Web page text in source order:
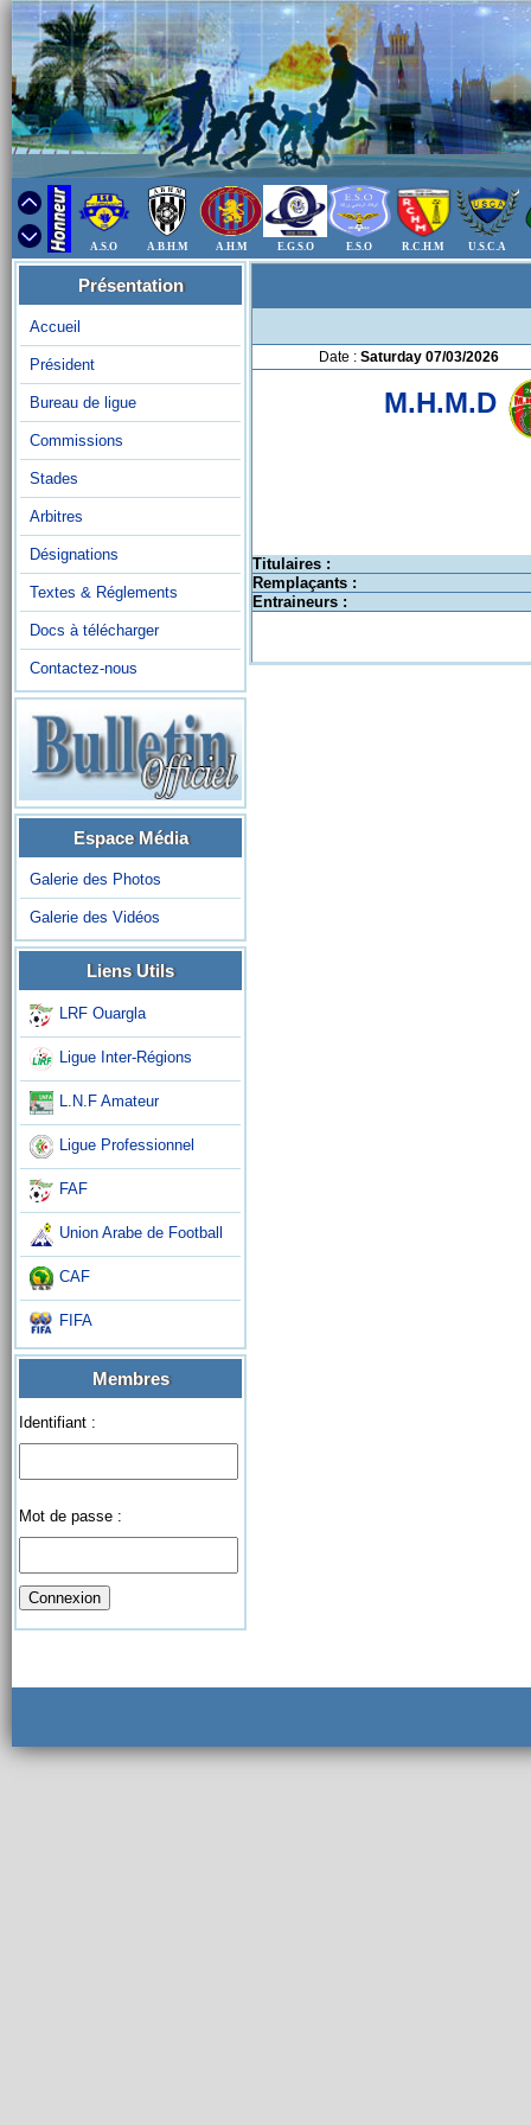
A.S.O A.B.H.M A.H.M E.G.S.O E.S.O R.C.H.M U.S.C.A
Présentation
Accueil
Président
Bureau de ligue
Commissions
Stades
Arbitres
Désignations
Textes & Réglements
Docs à télécharger
Contactez-nous
Espace Média
Galerie des Photos
Galerie des Vidéos
Liens Utils
LRF Ouargla
Ligue Inter-Régions
L.N.F Amateur
Ligue Professionnel
FAF
Union Arabe de Football
CAF
FIFA
Membres
Identifiant :
Mot de passe :
Date : Saturday 07/03/2026
M.H.M.D
Titulaires :
Remplaçants :
Entraineurs :